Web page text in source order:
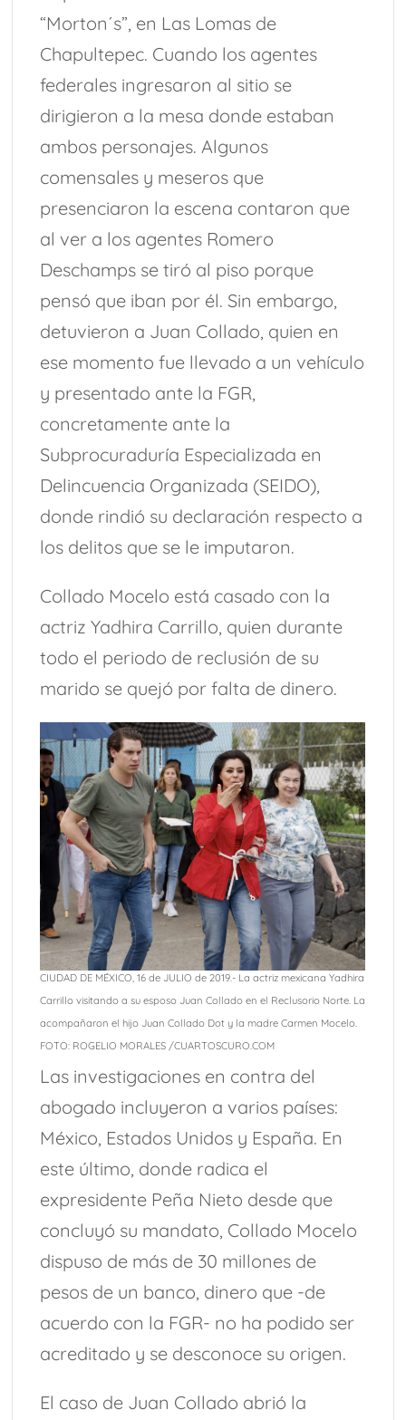
“Morton´s”, en Las Lomas de
Chapultepec. Cuando los agentes
federales ingresaron al sitio se
dirigieron a la mesa donde estaban
ambos personajes. Algunos
comensales y meseros que
presenciaron la escena contaron que
al ver a los agentes Romero
Deschamps se tiró al piso porque
pensó que iban por él. Sin embargo,
detuvieron a Juan Collado, quien en
ese momento fue llevado a un vehículo
y presentado ante la FGR,
concretamente ante la
Subprocuraduría Especializada en
Delincuencia Organizada (SEIDO),
donde rindió su declaración respecto a
los delitos que se le imputaron.
Collado Mocelo está casado con la
actriz Yadhira Carrillo, quien durante
todo el periodo de reclusión de su
marido se quejó por falta de dinero.
CIUDAD DE MÉXICO, 16 de JULIO de 2019.- La actriz mexicana Yadhira
Carrillo visitando a su esposo Juan Collado en el Reclusorio Norte. La
acompañaron el hijo Juan Collado Dot y la madre Carmen Mocelo.
FOTO: ROGELIO MORALES /CUARTOSCURO.COM
Las investigaciones en contra del
abogado incluyeron a varios países:
México, Estados Unidos y España. En
este último, donde radica el
expresidente Peña Nieto desde que
concluyó su mandato, Collado Mocelo
dispuso de más de 30 millones de
pesos de un banco, dinero que -de
acuerdo con la FGR- no ha podido ser
acreditado y se desconoce su origen.
El caso de Juan Collado abrió la